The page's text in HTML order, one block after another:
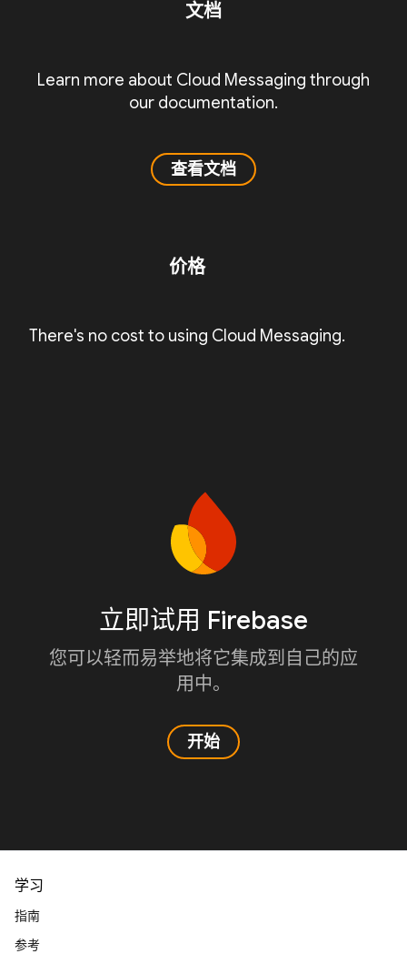
文档
Learn more about Cloud Messaging through
our documentation.
查看文档
价格
There's no cost to using Cloud Messaging.
立即试用 Firebase
您可以轻而易举地将它集成到自己的应
用中。
开始
学习
指南
参考